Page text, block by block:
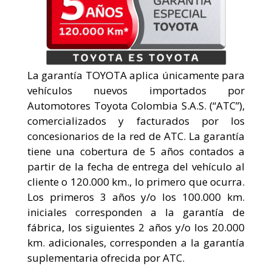
La garantía TOYOTA aplica únicamente para
vehículos nuevos importados por
Automotores Toyota Colombia S.A.S. (“ATC”),
comercializados y facturados por los
concesionarios de la red de ATC. La garantía
tiene una cobertura de 5 años contados a
partir de la fecha de entrega del vehículo al
cliente o 120.000 km., lo primero que ocurra.
Los primeros 3 años y/o los 100.000 km.
iniciales corresponden a la garantía de
fábrica, los siguientes 2 años y/o los 20.000
km. adicionales, corresponden a la garantía
suplementaria ofrecida por ATC.